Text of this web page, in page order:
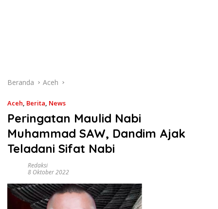
Beranda Aceh
Aceh, Berita, News
Peringatan Maulid Nabi
Muhammad SAW, Dandim Ajak
Teladani Sifat Nabi
Redaksi
8 Oktober 2022